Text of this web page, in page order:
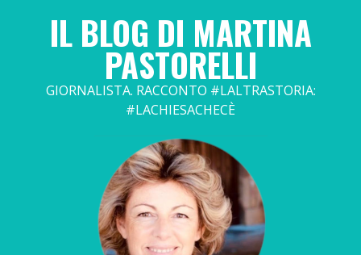
IL BLOG DI MARTINA
PASTORELLI
GIORNALISTA. RACCONTO #LALTRASTORIA:
#LACHIESACHECÈ